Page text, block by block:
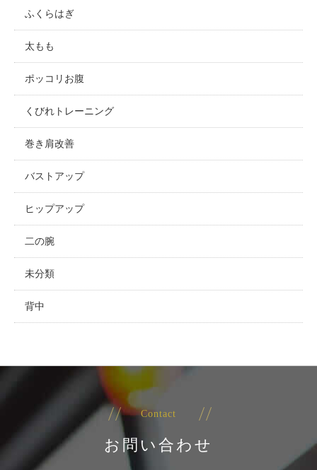
ふくらはぎ
太もも
ポッコリお腹
くびれトレーニング
巻き肩改善
バストアップ
ヒップアップ
二の腕
未分類
背中
Contact
お問い合わせ